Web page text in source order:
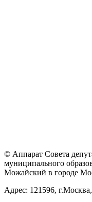
© Аппарат Совета
муниципального
Можайский в городе
Адрес: 121596,